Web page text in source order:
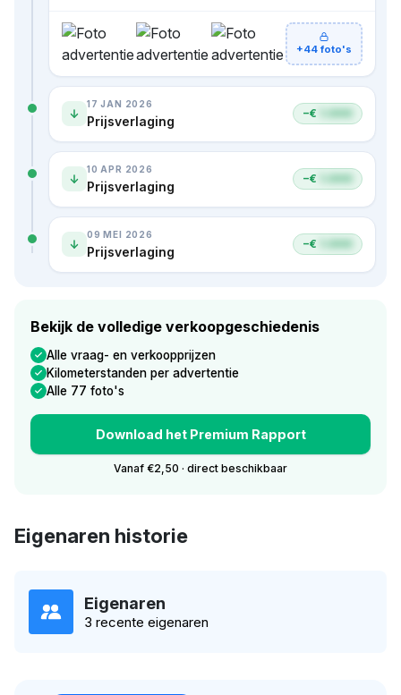
+44 foto's
17 JAN 2026
Prijsverlaging −€
10 APR 2026
Prijsverlaging −€
09 MEI 2026
Prijsverlaging −€
Bekijk de volledige verkoopgeschiedenis
Alle vraag- en verkoopprijzen
Kilometerstanden per advertentie
Alle 77 foto's
Download het Premium Rapport
Vanaf €2,50 · direct beschikbaar
Eigenaren historie
Eigenaren
3 recente eigenaren